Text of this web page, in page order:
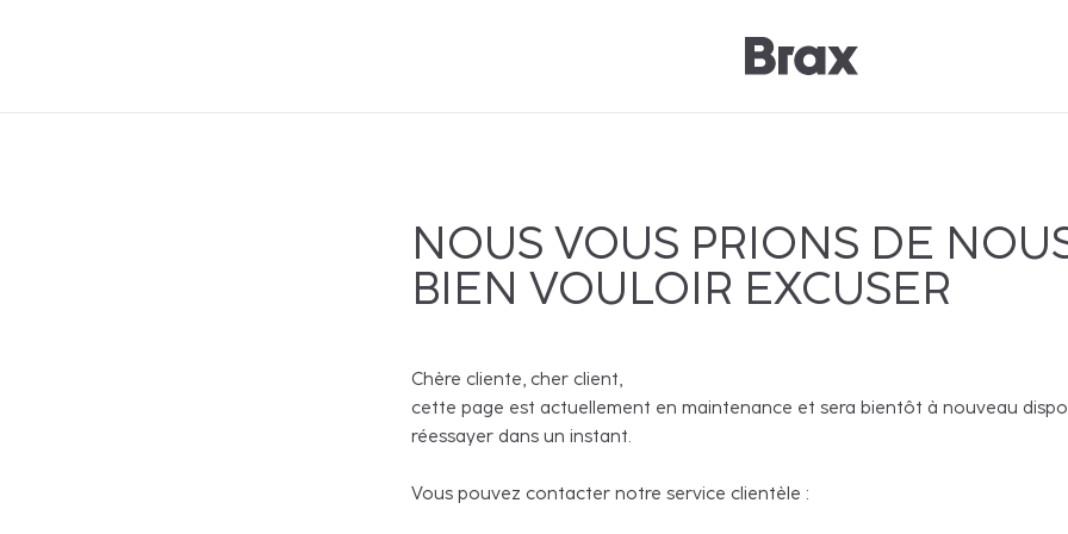
NOUS VOUS PRIONS DE
BIEN VOULOIR EXCUSER
Chère cliente, cher client,
cette page est actuellement en maintenance et sera bientôt à nouveau
réessayer dans un instant.
Vous pouvez contacter notre service clientèle :